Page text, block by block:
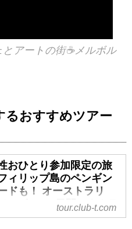
とアートの街☕️メルボル
るおすすめツアー
おひとり参加限定の旅
ィリップ島のペンギン
ドも！ オーストラリ
ルボルン5日間』｜クラ
リズム
tour.club-t.com